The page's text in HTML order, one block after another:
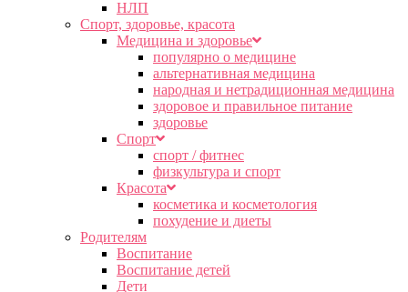
НЛП
Спорт, здоровье, красота
Медицина и здоровье
популярно о медицине
альтернативная медицина
народная и нетрадиционная медицина
здоровое и правильное питание
здоровье
Спорт
спорт / фитнес
физкультура и спорт
Красота
косметика и косметология
похудение и диеты
Родителям
Воспитание
Воспитание детей
Дети